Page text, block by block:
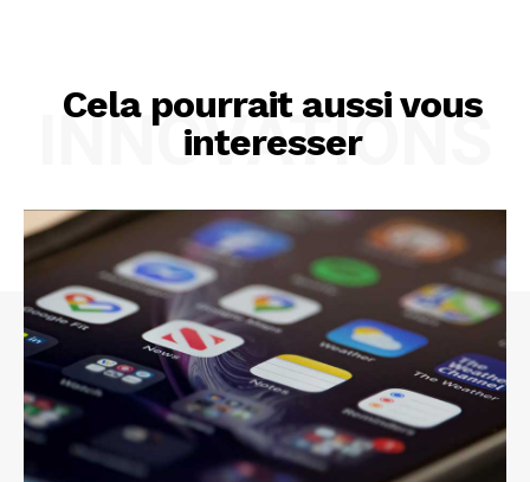
Cela pourrait aussi vous
interesser
INNOVATIONS